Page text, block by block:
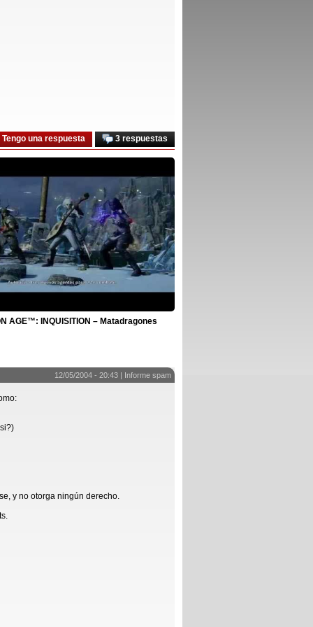
3 respuestas
Tengo una respuesta
AGE™: INQUISITION – Matadragones
12/05/2004 - 20:43 | Informe spam
y no otorga ningún derecho.